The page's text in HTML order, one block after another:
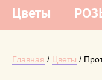
Цветы
Главная / Цветы /